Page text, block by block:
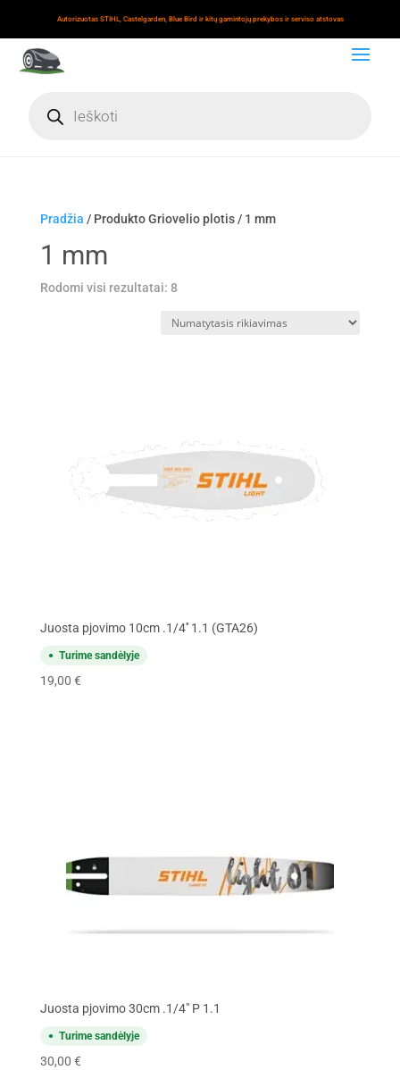
Autorizuotas STIHL, Castelgarden, Blue Bird ir kitų gamintojų prekybos ir serviso atstovas
search
Pradžia / Produkto Griovelio plotis / 1 mm
1 mm
Rodomi visi rezultatai: 8
Juosta pjovimo 10cm .1/4'' 1.1 (GTA26)
Turime sandėlyje
19,00 €
Juosta pjovimo 30cm .1/4" P 1.1
Turime sandėlyje
30,00 €